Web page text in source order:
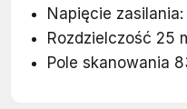
Napięcie
Rozdzielczość 25
Pole skanowania